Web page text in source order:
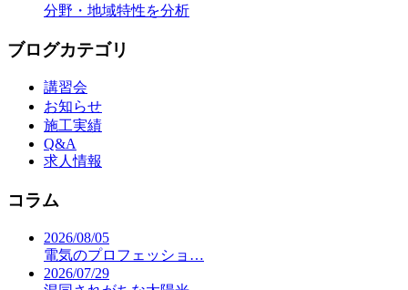
分野・地域特性を分析
ブログカテゴリ
講習会
お知らせ
施工実績
Q&A
求人情報
コラム
2026/08/05
電気のプロフェッショ…
2026/07/29